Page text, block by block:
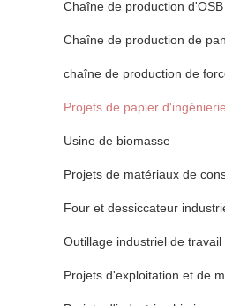
Chaîne de production d'OSB
Chaîne de production de
chaîne de production de
Projets de papier d'ingénierie
Usine de biomasse
Projets de matériaux de
Four et dessiccateur
Outillage industriel de travail
Projets d'exploitation et de